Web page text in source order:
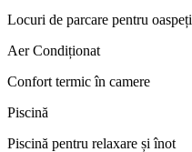
Locuri de parcare pentru oaspeți
Aer Condiționat
Confort termic în camere
Piscină
Piscină pentru relaxare și înot